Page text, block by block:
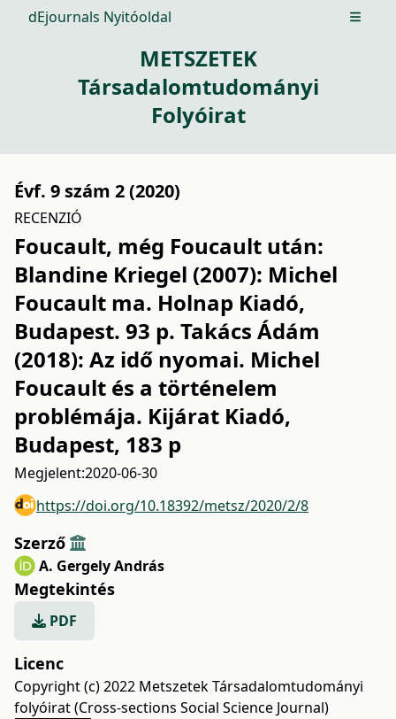
dEjournals Nyitóoldal Open
METSZETEK
Társadalomtudományi
Folyóirat
Évf. 9 szám 2 (2020)
RECENZIÓ
Foucault, még Foucault után:
Blandine Kriegel (2007): Michel
Foucault ma. Holnap Kiadó,
Budapest. 93 p. Takács Ádám
(2018): Az idő nyomai. Michel
Foucault és a történelem
problémája. Kijárat Kiadó,
Budapest, 183 p
Megjelent:2020-06-30
https://doi.org/10.18392/metsz/2020/2/8
Szerző
A. Gergely András
Megtekintés
PDF
Licenc
Copyright (c) 2022 Metszetek Társadalomtudományi
folyóirat (Cross-sections Social Science Journal)